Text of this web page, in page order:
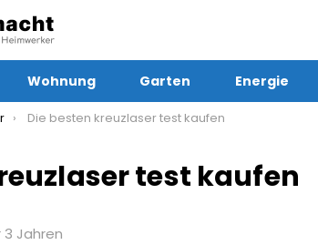
Wohnung Garten Energie
Die besten kreuzlaser test kaufen
test kaufen
3 Jahren